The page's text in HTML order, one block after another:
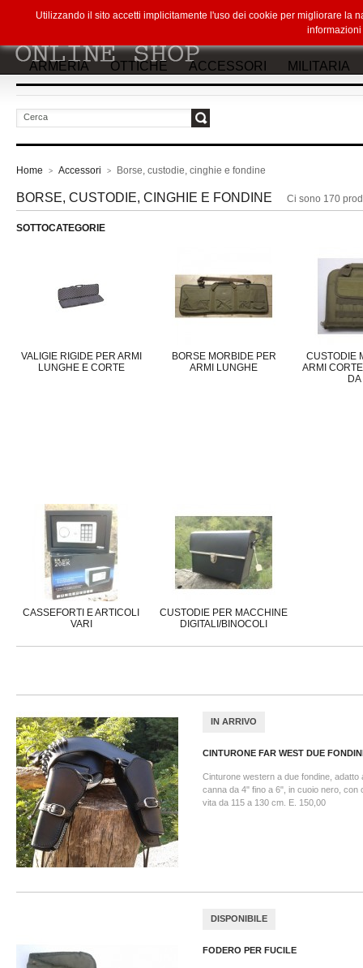
ARMERIA OTTICHE ACCESSORI MILITARIA
Home > Accessori > Borse, custodie, cinghie e fondine
BORSE, CUSTODIE, CINGHIE E FONDINE Ci sono 170
SOTTOCATEGORIE
VALIGIE RIGIDE PER ARMI
LUNGHE E CORTE
BORSE MORBIDE PER
ARMI LUNGHE
CUSTODIE
ARMI
CASSEFORTI E ARTICOLI
VARI
CUSTODIE PER MACCHINE
DIGITALI/BINOCOLI
IN ARRIVO
CINTURONE FAR WEST DUE
Cinturone western a due fondine, adatto
canna da 4" fino a 6", in cuoio nero, con
vita da 115 a 130 cm. E. 150,00
DISPONIBILE
FODERO PER FUCILE
Utilizzando il sito accetti implicitamente l'uso dei cookie per migliorare la
informazioni